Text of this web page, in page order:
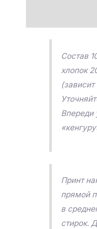
Состав
хлопок
Впереди
Принт
прямой
в
стирок.